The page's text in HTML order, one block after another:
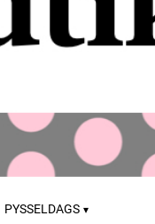
PYSSELDAGS